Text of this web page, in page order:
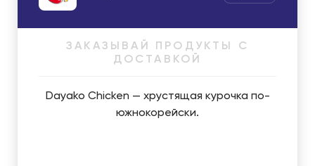
ЗАКАЗЫВАЙ ПРОДУКТЫ С
ДОСТАВКОЙ
Dayako Chicken — хрустящая курочка по-
южнокорейски.